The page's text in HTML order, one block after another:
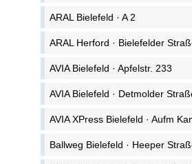
ARAL Bielefeld · A 2
ARAL Herford · Bielefelder
AVIA Bielefeld · Apfelstr. 233
AVIA Bielefeld · Detmolder
AVIA XPress Bielefeld · Aufm
Ballweg Bielefeld · Heeper